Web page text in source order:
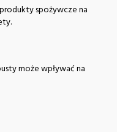
spożywcze na
może wpływać na